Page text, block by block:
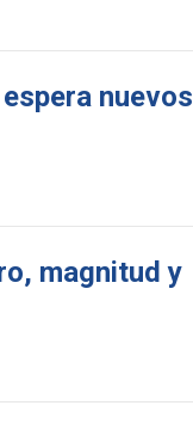
nuevos
magnitud y